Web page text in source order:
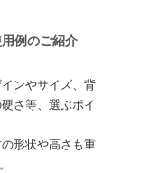
例のご紹介
ンやサイズ、背
さ等、選ぶポイ
形状や高さも重